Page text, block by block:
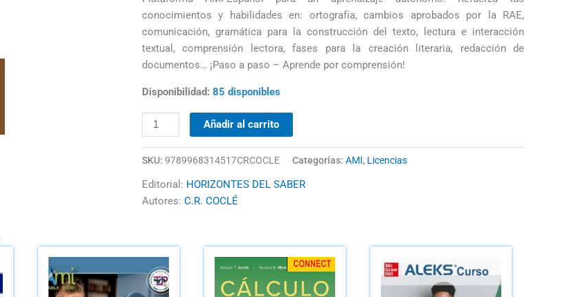
conocimientos y habilidades en: ortografía, cambios aprobados por la RAE,
comunicación, gramática para la construcción del texto, lectura e interacción
textual, comprensión lectora, fases para la creación literaria, redacción de
documentos… ¡Paso a paso – Aprende por comprensión!
Disponibilidad: 85 disponibles
Añadir al carrito
SKU: 9789968314517CRCOCLE Categorías: AMI, Licencias
Editorial: HORIZONTES DEL SABER
Autores: C.R. COCLÉ